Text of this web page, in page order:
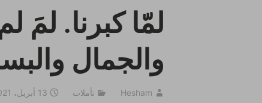
لمّا كبرنا. لمَ
والجمال
Hesham تأملات 13 أبريل، 2021